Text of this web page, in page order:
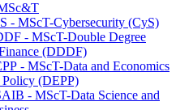
- MScT-Cybersecurity (CyS)
- MScT-Double Degree
(DDDF)
- MScT-Data and Economics
(DEPP)
- MScT-Data Science and